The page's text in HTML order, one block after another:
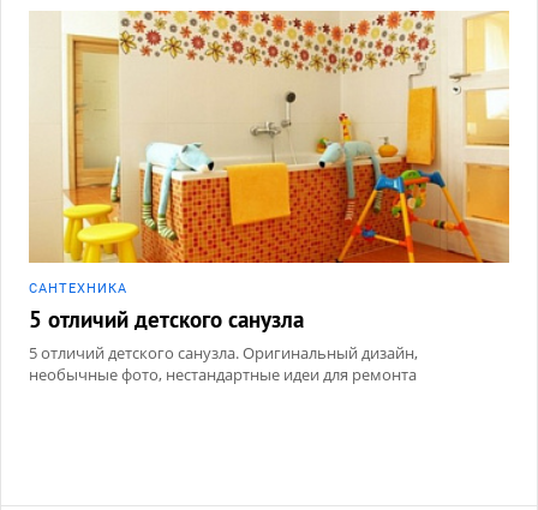
САНТЕХНИКА
5 отличий детского санузла
5 отличий детского санузла. Оригинальный дизайн,
необычные фото, нестандартные идеи для ремонта